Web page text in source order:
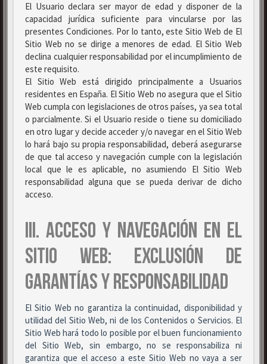
El Usuario declara ser mayor de edad y disponer de la
capacidad jurídica suficiente para vincularse por las
presentes Condiciones. Por lo tanto, este Sitio Web de El
Sitio Web no se dirige a menores de edad. El Sitio Web
declina cualquier responsabilidad por el incumplimiento de
este requisito.
El Sitio Web está dirigido principalmente a Usuarios
residentes en España. El Sitio Web no asegura que el Sitio
Web cumpla con legislaciones de otros países, ya sea total
o parcialmente. Si el Usuario reside o tiene su domiciliado
en otro lugar y decide acceder y/o navegar en el Sitio Web
lo hará bajo su propia responsabilidad, deberá asegurarse
de que tal acceso y navegación cumple con la legislación
local que le es aplicable, no asumiendo El Sitio Web
responsabilidad alguna que se pueda derivar de dicho
acceso.
III. ACCESO Y NAVEGACIÓN EN EL
SITIO WEB: EXCLUSIÓN DE
GARANTÍAS Y RESPONSABILIDAD
El Sitio Web no garantiza la continuidad, disponibilidad y
utilidad del Sitio Web, ni de los Contenidos o Servicios. El
Sitio Web hará todo lo posible por el buen funcionamiento
del Sitio Web, sin embargo, no se responsabiliza ni
garantiza que el acceso a este Sitio Web no vaya a ser